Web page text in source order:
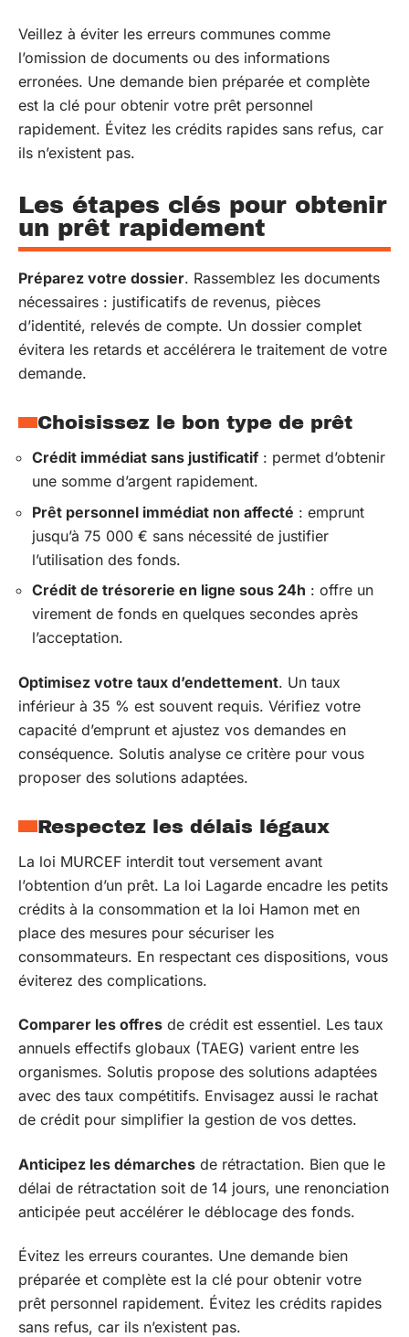
Veillez à éviter les erreurs communes comme
l’omission de documents ou des informations
erronées. Une demande bien préparée et complète
est la clé pour obtenir votre prêt personnel
rapidement. Évitez les crédits rapides sans refus, car
ils n’existent pas.
Les étapes clés pour obtenir
un prêt rapidement
Préparez votre dossier. Rassemblez les documents
nécessaires : justificatifs de revenus, pièces
d’identité, relevés de compte. Un dossier complet
évitera les retards et accélérera le traitement de votre
demande.
Choisissez le bon type de prêt
Crédit immédiat sans justificatif : permet d’obtenir
une somme d’argent rapidement.
Prêt personnel immédiat non affecté : emprunt
jusqu’à 75 000 € sans nécessité de justifier
l’utilisation des fonds.
Crédit de trésorerie en ligne sous 24h : offre un
virement de fonds en quelques secondes après
l’acceptation.
Optimisez votre taux d’endettement. Un taux
inférieur à 35 % est souvent requis. Vérifiez votre
capacité d’emprunt et ajustez vos demandes en
conséquence. Solutis analyse ce critère pour vous
proposer des solutions adaptées.
Respectez les délais légaux
La loi MURCEF interdit tout versement avant
l’obtention d’un prêt. La loi Lagarde encadre les petits
crédits à la consommation et la loi Hamon met en
place des mesures pour sécuriser les
consommateurs. En respectant ces dispositions, vous
éviterez des complications.
Comparer les offres de crédit est essentiel. Les taux
annuels effectifs globaux (TAEG) varient entre les
organismes. Solutis propose des solutions adaptées
avec des taux compétitifs. Envisagez aussi le rachat
de crédit pour simplifier la gestion de vos dettes.
Anticipez les démarches de rétractation. Bien que le
délai de rétractation soit de 14 jours, une renonciation
anticipée peut accélérer le déblocage des fonds.
Évitez les erreurs courantes. Une demande bien
préparée et complète est la clé pour obtenir votre
prêt personnel rapidement. Évitez les crédits rapides
sans refus, car ils n’existent pas.